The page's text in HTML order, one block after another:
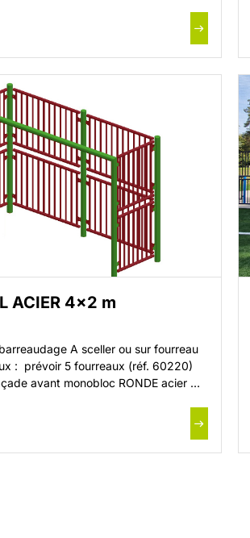
ACIER 4×2 m
A sceller ou sur fourreau
: prévoir 5 fourreaux (réf. 60220)
avant monobloc RONDE acier Ø